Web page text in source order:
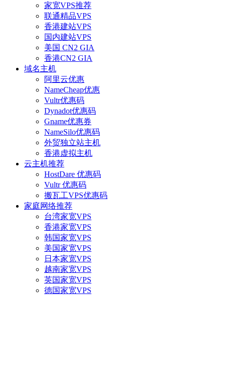
家宽VPS推荐
联通精品VPS
香港建站VPS
国内建站VPS
美国 CN2 GIA
香港CN2 GIA
域名主机
阿里云优惠
NameCheap优惠
Vultr优惠码
Dynadot优惠码
Gname优惠券
NameSilo优惠码
外贸独立站主机
香港虚拟主机
云主机推荐
HostDare 优惠码
Vultr 优惠码
搬瓦工VPS优惠码
家庭网络推荐
台湾家宽VPS
香港家宽VPS
韩国家宽VPS
美国家宽VPS
日本家宽VPS
越南家宽VPS
英国家宽VPS
德国家宽VPS